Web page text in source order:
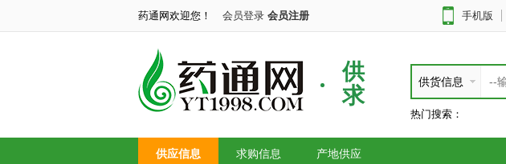
药通网欢迎您！ 会员登录 会员注册 手机版
供
求
供货信息
热门搜索：
供应信息 求购信息 产地供应